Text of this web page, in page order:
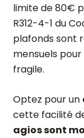
limite de 80€
R312-4-1 du
plafonds sont
mensuels
fragile.
Optez pour un
cette facilité
agios sont